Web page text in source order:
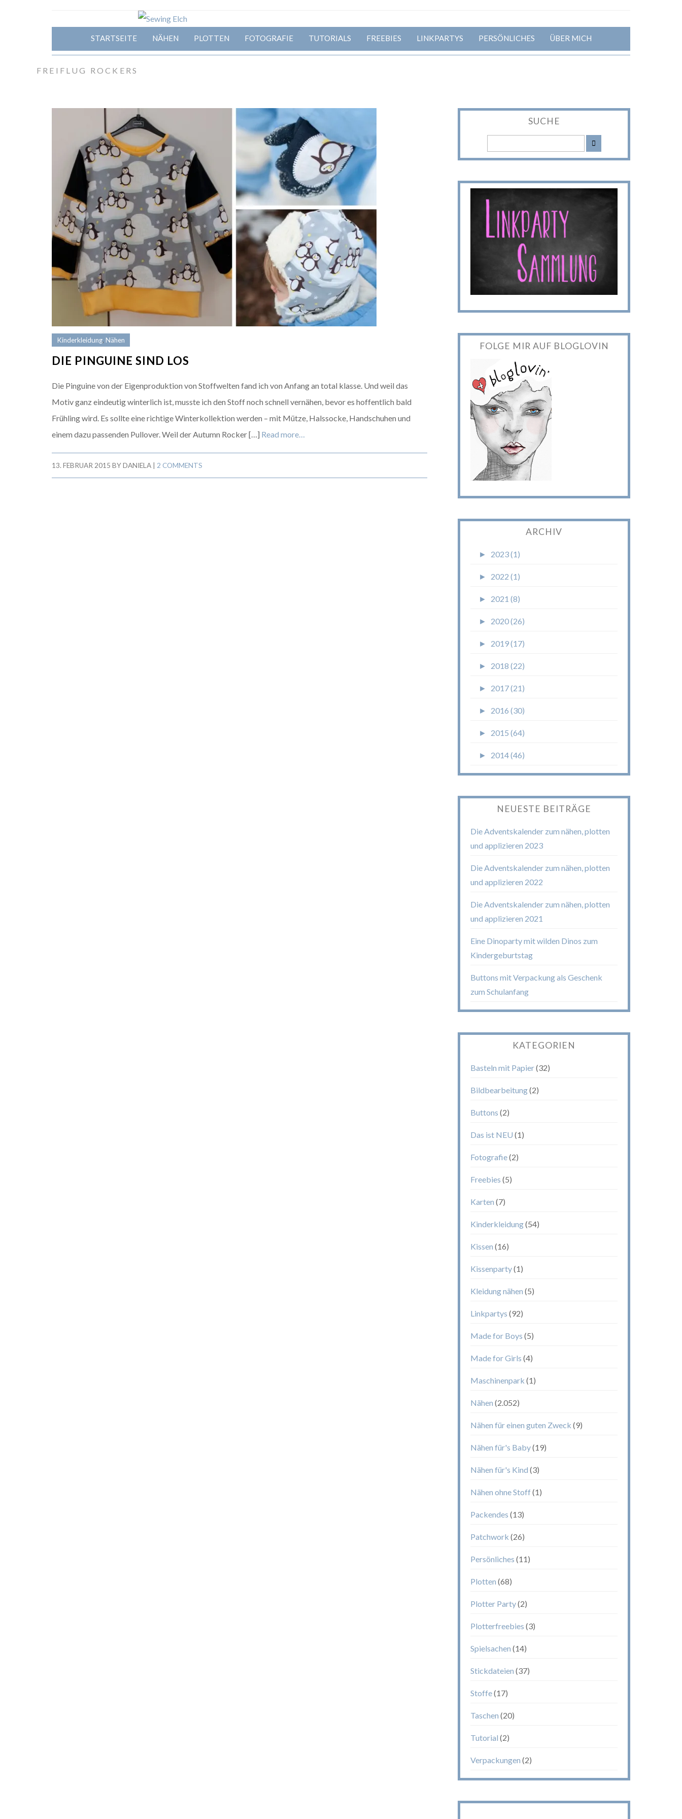
STARTSEITE NÄHEN PLOTTEN FOTOGRAFIE TUTORIALS FREEBIES LINKPARTYS PERSÖNLICHES ÜBER MICH
FREIFLUG ROCKERS
Kinderkleidung, Nähen
DIE PINGUINE SIND LOS
Die Pinguine von der Eigenproduktion von Stoffwelten fand ich von Anfang an total klasse. Und weil das
Motiv ganz eindeutig winterlich ist, musste ich den Stoff noch schnell vernähen, bevor es hoffentlich bald
Frühling wird. Es sollte eine richtige Winterkollektion werden – mit Mütze, Halssocke, Handschuhen und
einem dazu passenden Pullover. Weil der Autumn Rocker […] Read more…
13. FEBRUAR 2015 BYDANIELA 2 COMMENTS
SUCHE
FOLGE MIR AUF BLOGLOVIN
ARCHIV
► 2023 (1)
► 2022 (1)
► 2021 (8)
► 2020 (26)
► 2019 (17)
► 2018 (22)
► 2017 (21)
► 2016 (30)
► 2015 (64)
► 2014 (46)
NEUESTE BEITRÄGE
Die Adventskalender zum nähen, plotten
und applizieren 2023
Die Adventskalender zum nähen, plotten
und applizieren 2022
Die Adventskalender zum nähen, plotten
und applizieren 2021
Eine Dinoparty mit wilden Dinos zum
Kindergeburtstag
Buttons mit Verpackung als Geschenk
zum Schulanfang
KATEGORIEN
Basteln mit Papier(32)
Bildbearbeitung(2)
Buttons (2)
Das ist NEU (1)
Fotografie(2)
Freebies (5)
Karten (7)
Kinderkleidung(54)
Kissen (16)
Kissenparty(1)
Kleidung nähen (5)
Linkpartys (92)
Made for Boys (5)
Made for Girls (4)
Maschinenpark (1)
Nähen (2.052)
Nähen für einen guten Zweck (9)
Nähen für's Baby(19)
Nähen für's Kind (3)
Nähen ohne Stoff (1)
Packendes (13)
Patchwork (26)
Persönliches (11)
Plotten (68)
Plotter Party(2)
Plotterfreebies (3)
Spielsachen (14)
Stickdateien (37)
Stoffe(17)
Taschen (20)
Tutorial (2)
Verpackungen (2)